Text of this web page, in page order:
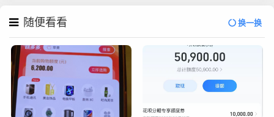
随便看看 换一换